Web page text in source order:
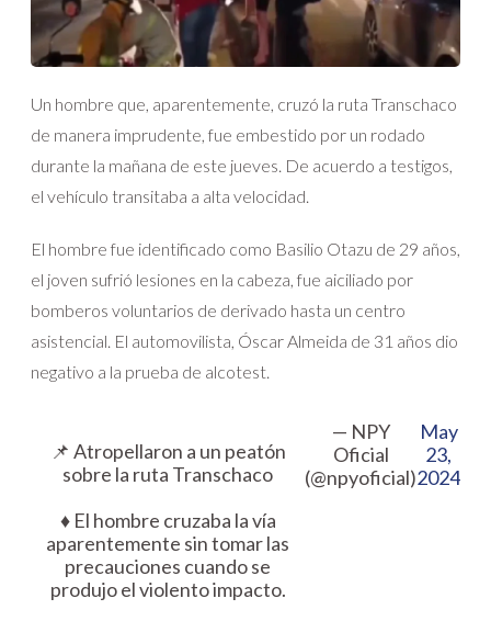
Un hombre que, aparentemente, cruzó la ruta Transchaco
de manera imprudente, fue embestido por un rodado
durante la mañana de este jueves. De acuerdo a testigos,
el vehículo transitaba a alta velocidad.
El hombre fue identificado como Basilio Otazu de 29 años,
el joven sufrió lesiones en la cabeza, fue aiciliado por
bomberos voluntarios de derivado hasta un centro
asistencial. El automovilista, Óscar Almeida de 31 años dio
negativo a la prueba de alcotest.
📌 Atropellaron a un peatón
sobre la ruta Transchaco
♦️ El hombre cruzaba la vía
aparentemente sin tomar las
precauciones cuando se
produjo el violento impacto.
— NPY
Oficial
(@npyoficial)
May
23,
2024